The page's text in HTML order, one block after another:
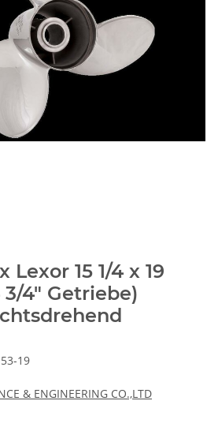
Lexor 15 1/4 x 19
3/4" Getriebe)
19
& ENGINEERING CO.,LTD